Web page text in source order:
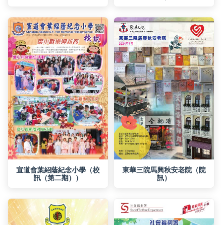
訊（第二期）） 訊）